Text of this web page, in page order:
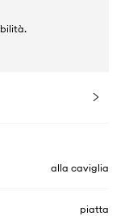
alla caviglia
piatta